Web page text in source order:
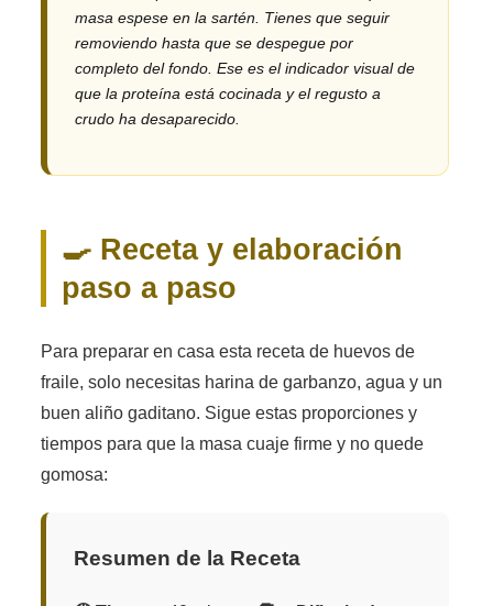
masa espese en la sartén. Tienes que seguir
removiendo hasta que se despegue por
completo del fondo. Ese es el indicador visual de
que la proteína está cocinada y el regusto a
crudo ha desaparecido.
🍳 Receta y elaboración
paso a paso
Para preparar en casa esta receta de huevos de
fraile, solo necesitas harina de garbanzo, agua y un
buen aliño gaditano. Sigue estas proporciones y
tiempos para que la masa cuaje firme y no quede
gomosa:
Resumen de la Receta